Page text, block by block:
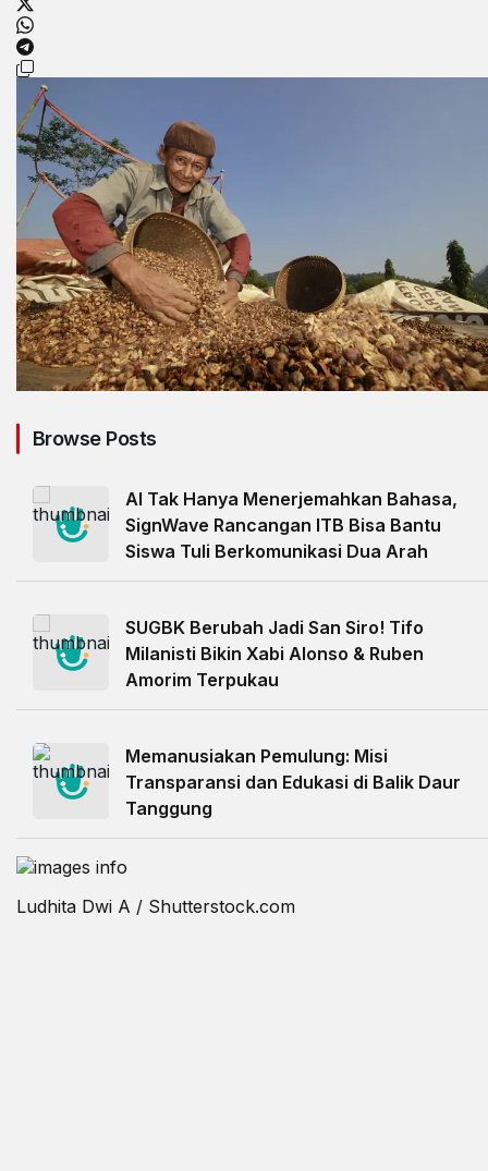
Browse Posts
AI Tak Hanya Menerjemahkan Bahasa,
SignWave Rancangan ITB Bisa Bantu
Siswa Tuli Berkomunikasi Dua Arah
SUGBK Berubah Jadi San Siro! Tifo
Milanisti Bikin Xabi Alonso & Ruben
Amorim Terpukau
Memanusiakan Pemulung: Misi
Transparansi dan Edukasi di Balik Daur
Tanggung
Ludhita Dwi A / Shutterstock.com